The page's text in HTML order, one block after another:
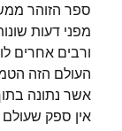
ספר הזוהר
מפני דעות
ורבים אחרים
העולם הזה
אשר נתונה
אין ספק